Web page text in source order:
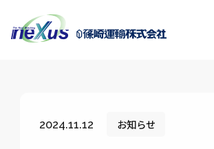
2024.11.12 お知らせ